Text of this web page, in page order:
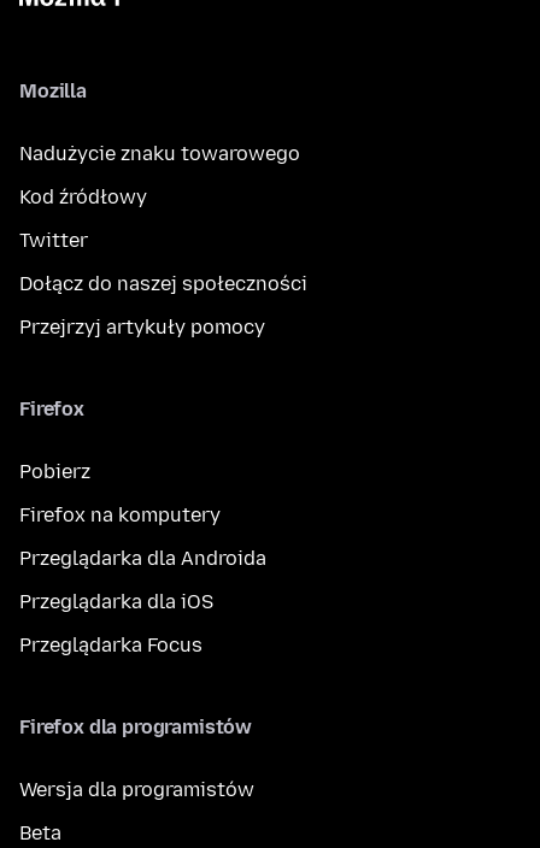
Mozilla
Nadużycie znaku towarowego
Kod źródłowy
Twitter
Dołącz do naszej społeczności
Przejrzyj artykuły pomocy
Firefox
Pobierz
Firefox na komputery
Przeglądarka dla Androida
Przeglądarka dla iOS
Przeglądarka Focus
Firefox dla programistów
Wersja dla programistów
Beta